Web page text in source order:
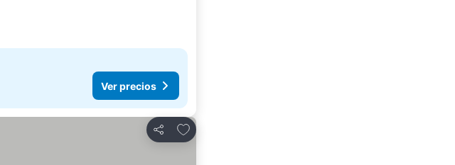
Ver precios
Compartir
Añadir a favoritos